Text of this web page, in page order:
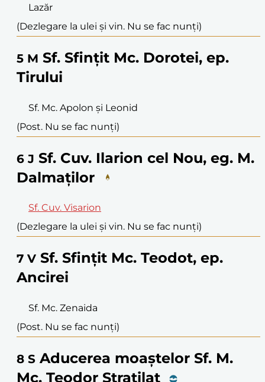
Lazăr
(Dezlegare la ulei și vin. Nu se fac nunți)
5 M Sf. Sfințit Mc. Dorotei, ep.
Tirului
Sf. Mc. Apolon și Leonid
(Post. Nu se fac nunți)
6 J Sf. Cuv. Ilarion cel Nou, eg. M.
Dalmaților
Sf. Cuv. Visarion
(Dezlegare la ulei și vin. Nu se fac nunți)
7 V Sf. Sfințit Mc. Teodot, ep.
Ancirei
Sf. Mc. Zenaida
(Post. Nu se fac nunți)
8 S Aducerea moaștelor Sf. M.
Mc. Teodor Stratilat